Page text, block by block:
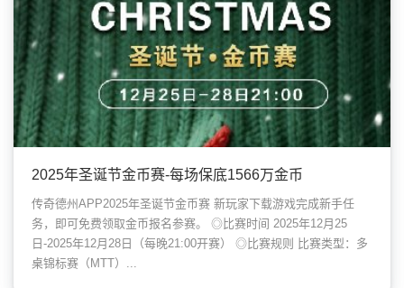
2025年圣诞节金币赛-每场保底1566万金币
传奇德州APP2025年圣诞节金币赛 新玩家下载游戏完成新手任
务，即可免费领取金币报名参赛。 ◎比赛时间 2025年12月25
日-2025年12月28日（每晚21:00开赛） ◎比赛规则 比赛类型：多
桌锦标赛（MTT）...